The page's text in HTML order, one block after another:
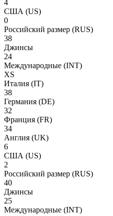
4
США (US)
0
Российский размер (RUS)
38
Джинсы
24
Международные (INT)
XS
Италия (IT)
38
Германия (DE)
32
Франция (FR)
34
Англия (UK)
6
США (US)
2
Российский размер (RUS)
40
Джинсы
25
Международные (INT)